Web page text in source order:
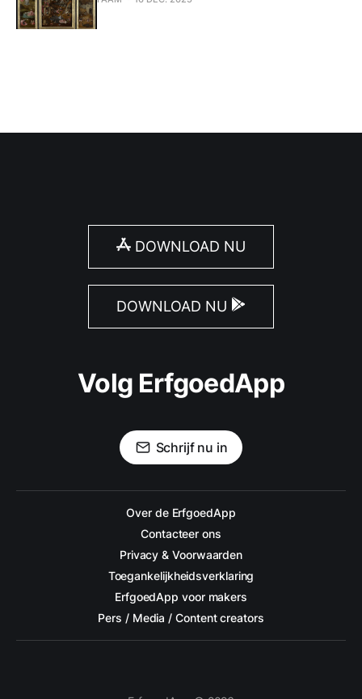
DOWNLOAD NU
DOWNLOAD NU
Volg ErfgoedApp
Schrijf nu in
Over de ErfgoedApp
Contacteer ons
Privacy & Voorwaarden
Toegankelijkheidsverklaring
ErfgoedApp voor makers
Pers / Media / Content creators